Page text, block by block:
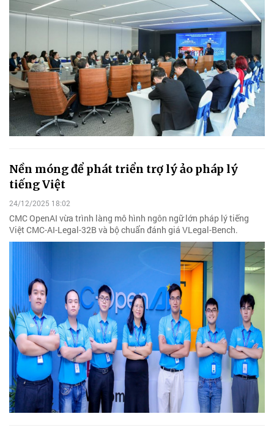
Nền móng để phát triển trợ lý ảo pháp lý
tiếng Việt
24/12/2025 18:02
CMC OpenAI vừa trình làng mô hình ngôn ngữ lớn pháp lý tiếng
Việt CMC-AI-Legal-32B và bộ chuẩn đánh giá VLegal-Bench.